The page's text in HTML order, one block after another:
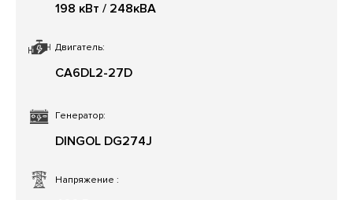
Двигатель:
CA6DL2-27D
Напряжение :
198 кВт / 248кВА
Генератор:
DINGOL DG274J